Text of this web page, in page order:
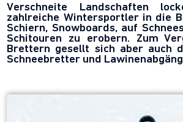
Verschneite Landschaften
zahlreiche Wintersportler in die
Schiern, Snowboards, auf
Schitouren zu erobern. Zum
Brettern gesellt sich aber auch
Schneebretter und